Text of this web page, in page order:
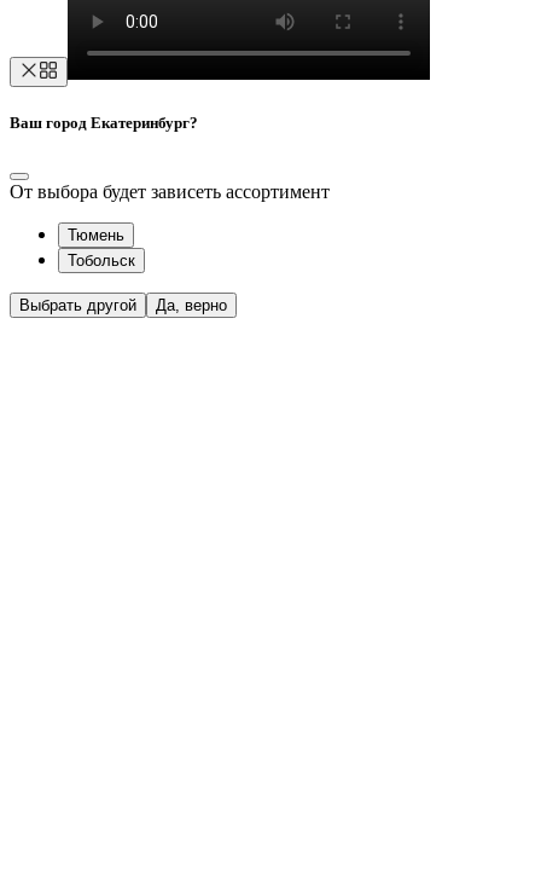
Ваш город Екатеринбург?
От выбора будет зависеть ассортимент
Тюмень
Тобольск
Выбрать другой Да, верно